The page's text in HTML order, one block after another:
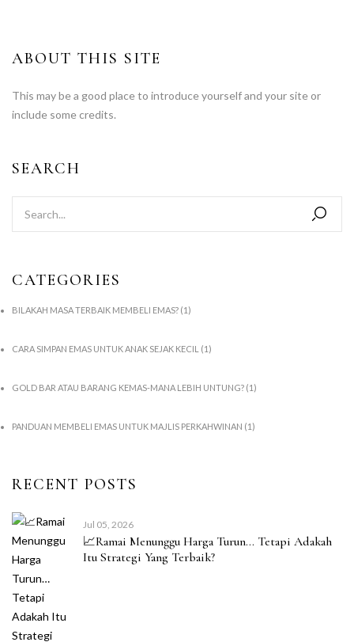
ABOUT THIS SITE
This may be a good place to introduce yourself and your site or
include some credits.
SEARCH
CATEGORIES
BILAKAH MASA TERBAIK MEMBELI EMAS? (1)
CARA SIMPAN EMAS UNTUK ANAK SEJAK KECIL (1)
GOLD BAR ATAU BARANG KEMAS-MANA LEBIH UNTUNG? (1)
PANDUAN MEMBELI EMAS UNTUK MAJLIS PERKAHWINAN (1)
RECENT POSTS
Jul 05, 2026
📈Ramai Menunggu Harga Turun… Tetapi Adakah
Itu Strategi Yang Terbaik?